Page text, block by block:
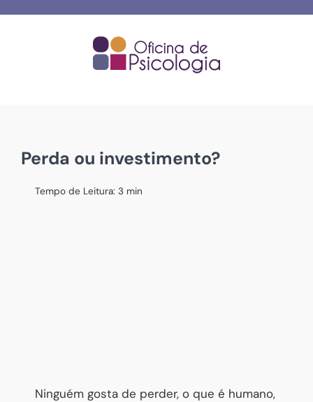
Perda ou investimento?
Tempo de Leitura: 3 min
Ninguém gosta de perder, o que é humano,